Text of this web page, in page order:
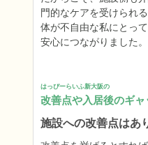
門的なケアを受けられ
体が不自由な私にとっ
安心につながりました。
はっぴーらいふ新大阪の
改善点や入居後のギャ
施設への改善点はあ